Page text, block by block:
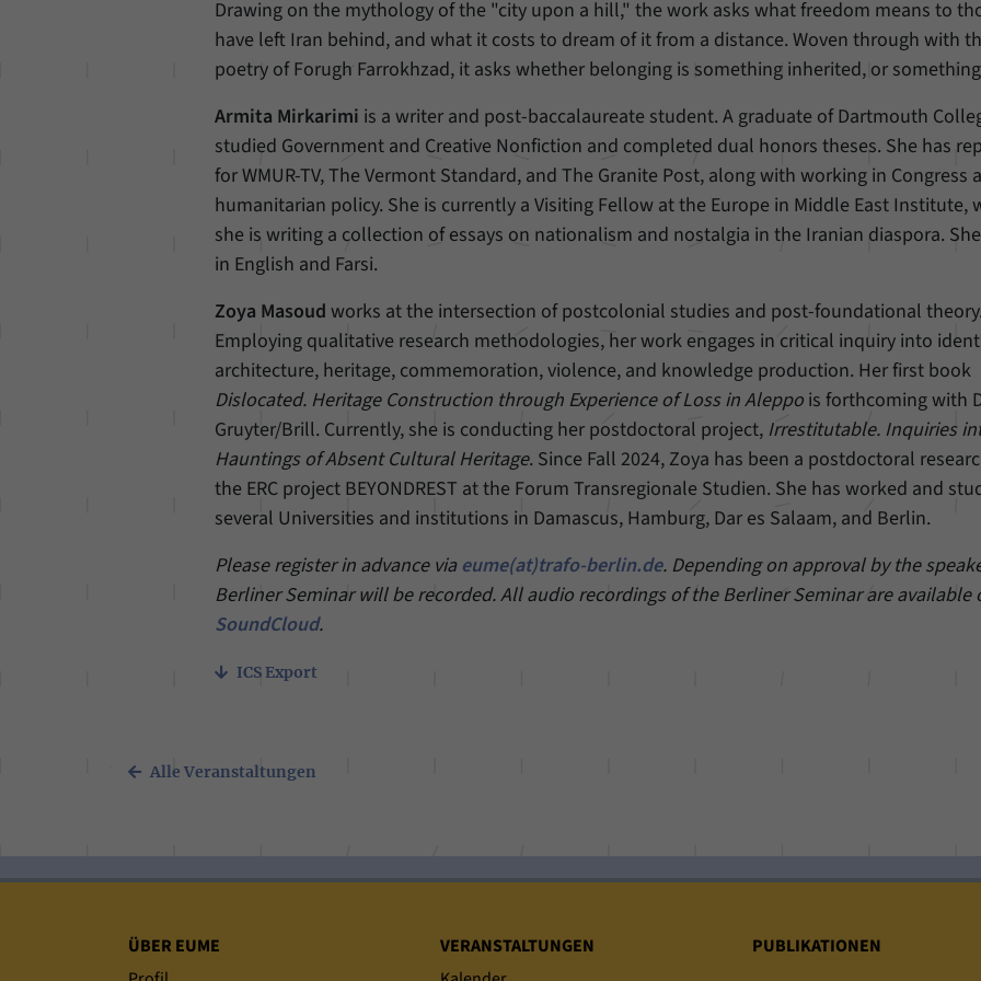
Drawing on the mythology of the "city upon a hill," the work asks what freedom means to
have left Iran behind, and what it costs to dream of it from a distance. Woven through with
poetry of Forugh Farrokhzad, it asks whether belonging is something inherited, or
Armita Mirkarimi is a writer and post-baccalaureate student. A graduate of Dartmouth
studied Government and Creative Nonfiction and completed dual honors theses. She has
for WMUR-TV, The Vermont Standard, and The Granite Post, along with working in Congress
humanitarian policy. She is currently a Visiting Fellow at the Europe in Middle East Institute,
she is writing a collection of essays on nationalism and nostalgia in the Iranian diaspora.
in English and Farsi.
Zoya Masoud works at the intersection of postcolonial studies and post-foundational theory.
Employing qualitative research methodologies, her work engages in critical inquiry into
architecture, heritage, commemoration, violence, and knowledge production. Her first book
Dislocated. Heritage Construction through Experience of Loss in Aleppo is forthcoming with
Gruyter/Brill. Currently, she is conducting her postdoctoral project, Irrestitutable. Inquiries
Hauntings of Absent Cultural Heritage. Since Fall 2024, Zoya has been a postdoctoral
the ERC project BEYONDREST at the Forum Transregionale Studien. She has worked and
several Universities and institutions in Damascus, Hamburg, Dar es Salaam, and Berlin.
Please register in advance via eume(at)trafo-berlin.de. Depending on approval by the
Berliner Seminar will be recorded. All audio recordings of the Berliner Seminar are available
SoundCloud.
ICS Export
Alle Veranstaltungen
Sitemap
ÜBER EUME
VERANSTALTUNGEN
PUBLIKATIONEN
Einstellungen, falls der Webseiten-Betreiber dies
eingestellt hat.
Name _pk_ref
Anbieter Matomo
Laufzeit 6 Monate
Zweck
Mit diesem Cookie können wir speichern, von
welcher Internetseite oder Suchmaschine Besucher
durch eine Verlinkung auf unsere Internetseite
weitergeleitet wurden.
Name _pk_ses
Anbieter Matomo
Laufzeit 30 Minuten
Zweck
Mit diesem Cookie können wir für kurze Zeit Daten
über den aktuellen Aufenthalt von Besuchern auf
unserer Internetseite speichern.